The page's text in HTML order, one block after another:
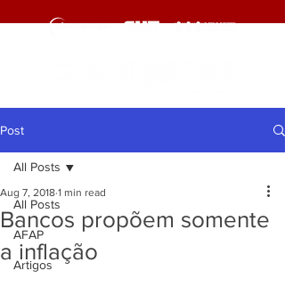
Post
All Posts
AFAP
Artigos
All Posts
Bancos propõem somente
a inflação
Aug 7, 2018 1 min read